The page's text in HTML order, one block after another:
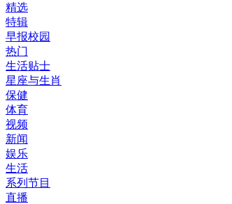
精选
特辑
早报校园
热门
生活贴士
星座与生肖
保健
体育
视频
新闻
娱乐
生活
系列节目
直播